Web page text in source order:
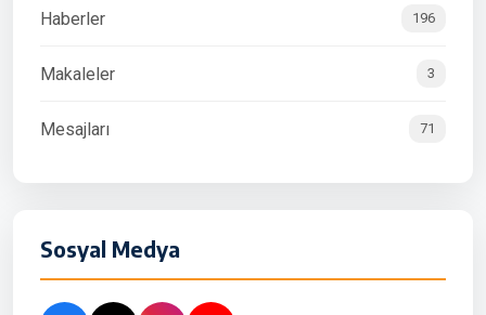
Haberler 196
Makaleler 3
Mesajları 71
Sosyal Medya